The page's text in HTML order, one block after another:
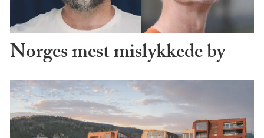
Norges mest mislykkede by